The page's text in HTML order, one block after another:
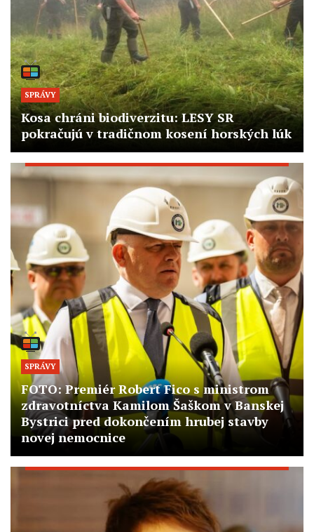
SPRÁVY
Kosa chráni biodiverzitu: LESY SR
pokračujú v tradičnom kosení horských lúk
SPRÁVY
FOTO: Premiér Robert Fico s ministrom
zdravotníctva Kamilom Šaškom v Banskej
Bystrici pred dokončením hrubej stavby
novej nemocnice